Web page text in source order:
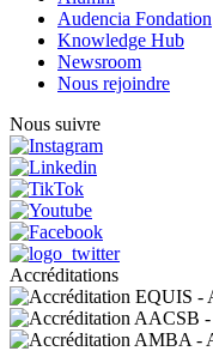
Audencia Fondation
Knowledge Hub
Newsroom
Nous rejoindre
Nous suivre
Accréditations